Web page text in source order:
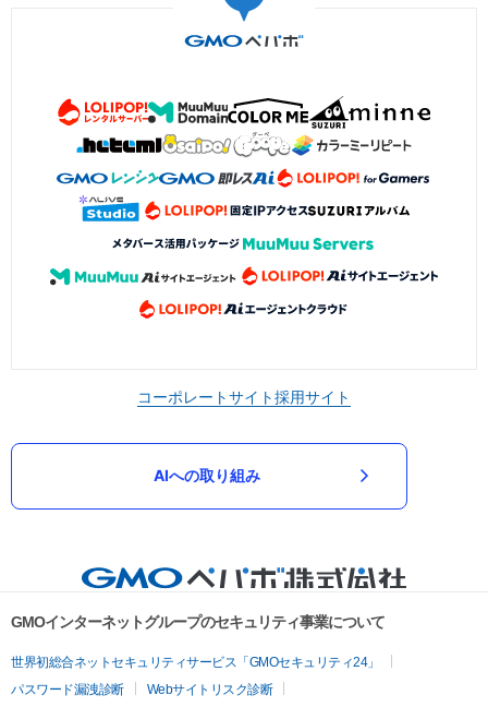
コーポレートサイト採用サイト
AIへの取り組み
GMOインターネットグループのセキュリティ事業について
世界初総合ネットセキュリティサービス「GMOセキュリティ24」
パスワード漏洩診断
Webサイトリスク診断